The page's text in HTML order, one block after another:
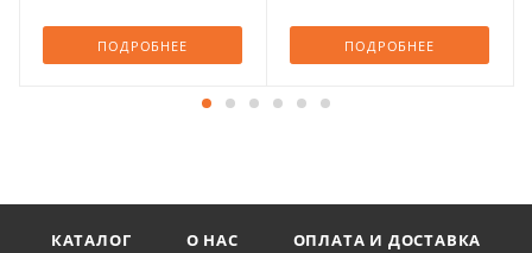
ПОДРОБНЕЕ ПОДРОБНЕЕ
КАТАЛОГ О НАС
ОПЛАТА И ДОСТАВКА